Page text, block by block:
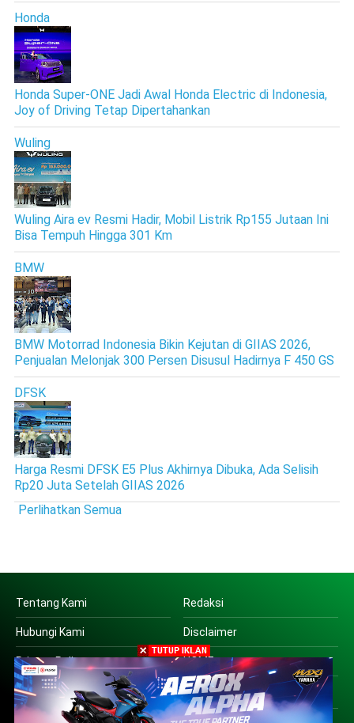
Honda
Honda Super-ONE Jadi Awal Honda Electric di Indonesia,
Joy of Driving Tetap Dipertahankan
Wuling
Wuling Aira ev Resmi Hadir, Mobil Listrik Rp155 Jutaan Ini
Bisa Tempuh Hingga 301 Km
BMW
BMW Motorrad Indonesia Bikin Kejutan di GIIAS 2026,
Penjualan Melonjak 300 Persen Disusul Hadirnya F 450 GS
DFSK
Harga Resmi DFSK E5 Plus Akhirnya Dibuka, Ada Selisih
Rp20 Juta Setelah GIIAS 2026
Perlihatkan Semua
Tentang Kami Redaksi
Hubungi Kami Disclaimer
Privacy Policy HOME